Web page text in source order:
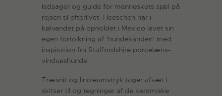
ledsager og guide for menneskets sjæl på
rejsen til efterlivet. Heeschen har i
kølvandet på opholdet i Mexico lavet sin
egen fortolkning af ‘hundekanden’ med
inspiration fra Staffordshire porcelæns-
vindueshunde.
Træsnit og linoleumstryk tager afsæt i
skitser til og tegninger af de keramiske